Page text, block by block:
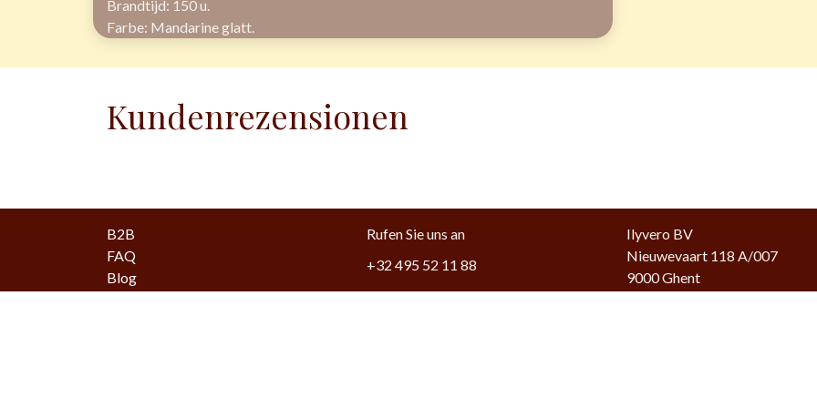
Brandtijd: 150 u.
Farbe: Mandarine glatt.
Kundenrezensionen
B2B
FAQ
Blog
Rufen Sie uns an
+32 495 52 11 88
Mail ons
Ilyvero BV
Nieuwevaart 118 A/007
9000 Ghent